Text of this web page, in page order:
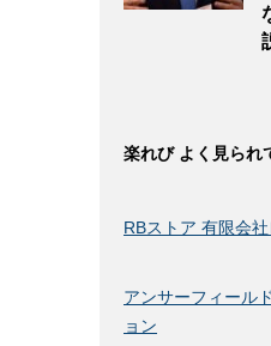
楽れび よく見られ
RBストア 有限会
アンサーフィール
ョン